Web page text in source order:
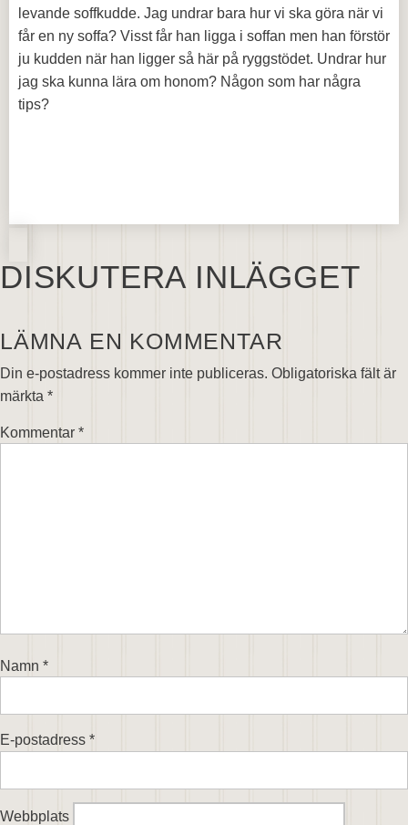
levande soffkudde. Jag undrar bara hur vi ska göra när vi
får en ny soffa? Visst får han ligga i soffan men han förstör
ju kudden när han ligger så här på ryggstödet. Undrar hur
jag ska kunna lära om honom? Någon som har några
tips?
DISKUTERA INLÄGGET
LÄMNA EN KOMMENTAR
Din e-postadress kommer inte publiceras. Obligatoriska fält är
märkta *
Kommentar *
Namn *
E-postadress *
Webbplats